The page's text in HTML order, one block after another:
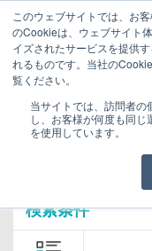
このウェブサイトでは、お
のCookieは、ウェブサイト
イズされたサービスを提供
れるものです。当社の
覧ください。
当サイトでは、訪問者
し、お客様が何度も同
を使用しています。
ララワーク｜福井の転職・
求人検索結果
検索条件